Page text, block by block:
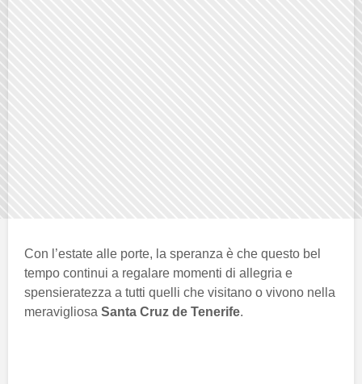
Con l’estate alle porte, la speranza è che questo bel
tempo continui a regalare momenti di allegria e
spensieratezza a tutti quelli che visitano o vivono nella
meravigliosa Santa Cruz de Tenerife.